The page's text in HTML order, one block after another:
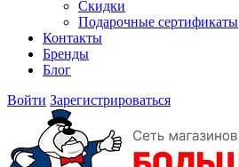
Скидки
Подарочные сертификаты
Контакты
Бренды
Блог
Войти Зарегистрироваться